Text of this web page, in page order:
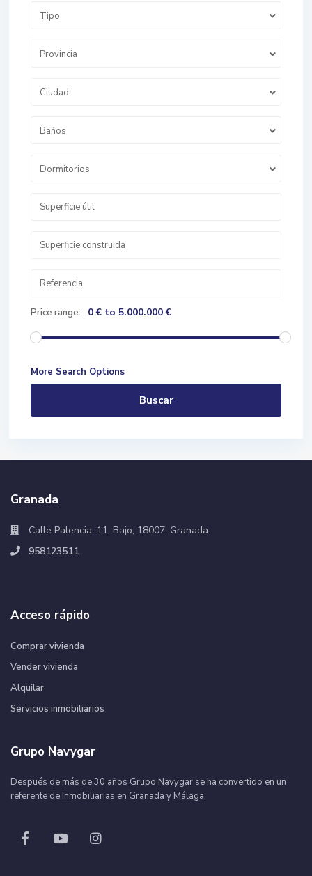
Tipo
Provincia
Ciudad
Baños
Dormitorios
Price range: 0 € to 5.000.000 €
More Search Options
Buscar
Granada
Calle Palencia, 11, Bajo, 18007, Granada
958123511
Acceso rápido
Comprar vivienda
Vender vivienda
Alquilar
Servicios inmobiliarios
Grupo Navygar
Después de más de 30 años Grupo Navygar se ha convertido en un
referente de Inmobiliarias en Granada y Málaga.